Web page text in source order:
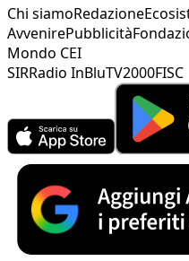
Chi siamoRedazione
AvvenirePubblicità
Mondo CEI
SIRRadio InBluTV2000FISC